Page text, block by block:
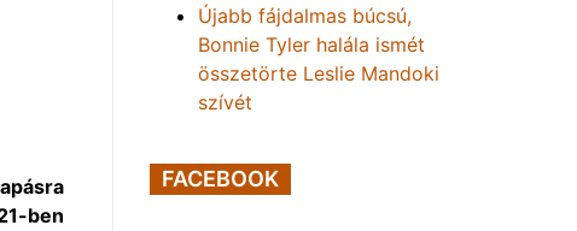
ben
Újabb fájdalmas búcsú,
Bonnie Tyler halála ismét
összetörte Leslie Mandoki
szívét
FACEBOOK